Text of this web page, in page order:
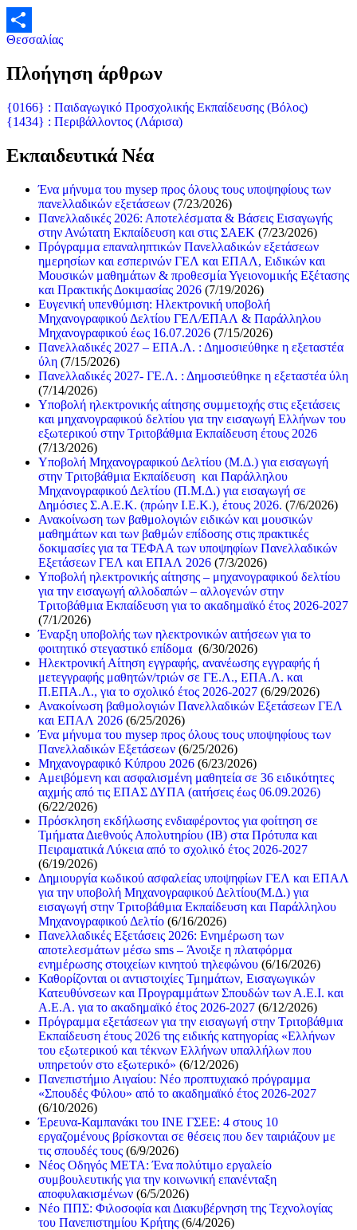
Μοιραστείτε
Θεσσαλίας
Πλοήγηση άρθρων
{0166} : Παιδαγωγικό Προσχολικής Εκπαίδευσης (Βόλος)
{1434} : Περιβάλλοντος (Λάρισα)
Εκπαιδευτικά Νέα
Ένα μήνυμα του mysep προς όλους τους υποψηφίους των
πανελλαδικών εξετάσεων (7/23/2026)
Πανελλαδικές 2026: Αποτελέσματα & Βάσεις Εισαγωγής
στην Ανώτατη Εκπαίδευση και στις ΣΑΕΚ (7/23/2026)
Πρόγραμμα επαναληπτικών Πανελλαδικών εξετάσεων
ημερησίων και εσπερινών ΓΕΛ και ΕΠΑΛ, Ειδικών και
Μουσικών μαθημάτων & προθεσμία Υγειονομικής Εξέτασης
και Πρακτικής Δοκιμασίας 2026 (7/19/2026)
Ευγενική υπενθύμιση: Ηλεκτρονική υποβολή
Μηχανογραφικού Δελτίου ΓΕΛ/ΕΠΑΛ & Παράλληλου
Μηχανογραφικού έως 16.07.2026 (7/15/2026)
Πανελλαδικές 2027 – ΕΠΑ.Λ. : Δημοσιεύθηκε η εξεταστέα
ύλη (7/15/2026)
Πανελλαδικές 2027- ΓΕ.Λ. : Δημοσιεύθηκε η εξεταστέα ύλη
(7/14/2026)
Υποβολή ηλεκτρονικής αίτησης συμμετοχής στις εξετάσεις
και μηχανογραφικού δελτίου για την εισαγωγή Ελλήνων του
εξωτερικού στην Τριτοβάθμια Εκπαίδευση έτους 2026
(7/13/2026)
Υποβολή Μηχανογραφικού Δελτίου (Μ.Δ.) για εισαγωγή
στην Τριτοβάθμια Εκπαίδευση και Παράλληλου
Μηχανογραφικού Δελτίου (Π.Μ.Δ.) για εισαγωγή σε
Δημόσιες Σ.Α.Ε.Κ. (πρώην Ι.Ε.Κ.), έτους 2026. (7/6/2026)
Ανακοίνωση των βαθμολογιών ειδικών και μουσικών
μαθημάτων και των βαθμών επίδοσης στις πρακτικές
δοκιμασίες για τα ΤΕΦΑΑ των υποψηφίων Πανελλαδικών
Εξετάσεων ΓΕΛ και ΕΠΑΛ 2026 (7/3/2026)
Υποβολή ηλεκτρονικής αίτησης – μηχανογραφικού δελτίου
για την εισαγωγή αλλοδαπών – αλλογενών στην
Τριτοβάθμια Εκπαίδευση για το ακαδημαϊκό έτος 2026-2027
(7/1/2026)
Έναρξη υποβολής των ηλεκτρονικών αιτήσεων για το
φοιτητικό στεγαστικό επίδομα (6/30/2026)
Ηλεκτρονική Αίτηση εγγραφής, ανανέωσης εγγραφής ή
μετεγγραφής μαθητών/τριών σε ΓΕ.Λ., ΕΠΑ.Λ. και
Π.ΕΠΑ.Λ., για το σχολικό έτος 2026-2027 (6/29/2026)
Ανακοίνωση βαθμολογιών Πανελλαδικών Εξετάσεων ΓΕΛ
και ΕΠΑΛ 2026 (6/25/2026)
Ένα μήνυμα του mysep προς όλους τους υποψηφίους των
Πανελλαδικών Εξετάσεων (6/25/2026)
Μηχανογραφικό Κύπρου 2026 (6/23/2026)
Αμειβόμενη και ασφαλισμένη μαθητεία σε 36 ειδικότητες
αιχμής από τις ΕΠΑΣ ΔΥΠΑ (αιτήσεις έως 06.09.2026)
(6/22/2026)
Πρόσκληση εκδήλωσης ενδιαφέροντος για φοίτηση σε
Τμήματα Διεθνούς Απολυτηρίου (IB) στα Πρότυπα και
Πειραματικά Λύκεια από το σχολικό έτος 2026-2027
(6/19/2026)
Δημιουργία κωδικού ασφαλείας υποψηφίων ΓΕΛ και ΕΠΑΛ
για την υποβολή Μηχανογραφικού Δελτίου(Μ.Δ.) για
εισαγωγή στην Τριτοβάθμια Εκπαίδευση και Παράλληλου
Μηχανογραφικού Δελτίο (6/16/2026)
Πανελλαδικές Εξετάσεις 2026: Ενημέρωση των
αποτελεσμάτων μέσω sms – Άνοιξε η πλατφόρμα
ενημέρωσης στοιχείων κινητού τηλεφώνου (6/16/2026)
Καθορίζονται οι αντιστοιχίες Τμημάτων, Εισαγωγικών
Κατευθύνσεων και Προγραμμάτων Σπουδών των Α.Ε.Ι. και
Α.Ε.Α. για το ακαδημαϊκό έτος 2026-2027 (6/12/2026)
Πρόγραμμα εξετάσεων για την εισαγωγή στην Τριτοβάθμια
Εκπαίδευση έτους 2026 της ειδικής κατηγορίας «Ελλήνων
του εξωτερικού και τέκνων Ελλήνων υπαλλήλων που
υπηρετούν στο εξωτερικό» (6/12/2026)
Πανεπιστήμιο Αιγαίου: Νέο προπτυχιακό πρόγραμμα
«Σπουδές Φύλου» από το ακαδημαϊκό έτος 2026-2027
(6/10/2026)
Έρευνα-Καμπανάκι του ΙΝΕ ΓΣΕΕ: 4 στους 10
εργαζομένους βρίσκονται σε θέσεις που δεν ταιριάζουν με
τις σπουδές τους (6/9/2026)
Νέος Οδηγός ΜΕΤΑ: Ένα πολύτιμο εργαλείο
συμβουλευτικής για την κοινωνική επανένταξη
αποφυλακισμένων (6/5/2026)
Νέο ΠΠΣ: Φιλοσοφία και Διακυβέρνηση της Τεχνολογίας
του Πανεπιστημίου Κρήτης (6/4/2026)